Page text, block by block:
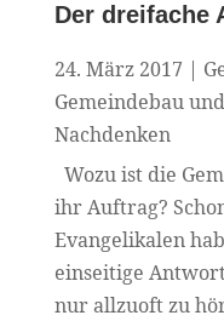
Der dreifache
24. März 2017 |
Gemeindebau
Nachdenken
Wozu ist die
ihr Auftrag?
Evangelikalen
einseitige
nur allzuoft zu